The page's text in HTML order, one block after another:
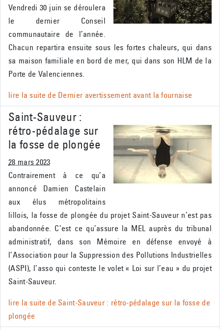
Vendredi 30 juin se déroulera
le dernier Conseil
communautaire de l’année.
Chacun repartira ensuite sous les fortes chaleurs, qui dans
sa maison familiale en bord de mer, qui dans son HLM de la
Porte de Valenciennes.
lire la suite de Dernier avertissement avant la fournaise
Saint-Sauveur :
rétro-pédalage sur
la fosse de plongée
28 mars 2023
Contrairement à ce qu’a
annoncé Damien Castelain
aux élus métropolitains
lillois, la fosse de plongée du projet Saint-Sauveur n’est pas
abandonnée. C’est ce qu’assure la MEL auprès du tribunal
administratif, dans son Mémoire en défense envoyé à
l’Association pour la Suppression des Pollutions Industrielles
(ASPI), l’asso qui conteste le volet « Loi sur l’eau » du projet
Saint-Sauveur.
lire la suite de Saint-Sauveur : rétro-pédalage sur la fosse de
plongée